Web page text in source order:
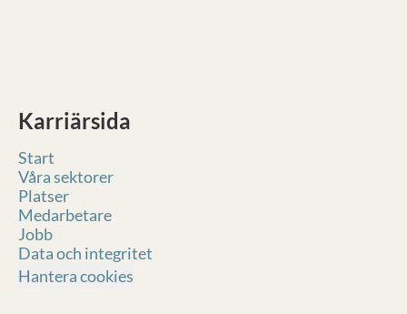
Karriärsida
Start
Våra sektorer
Platser
Medarbetare
Jobb
Data och integritet
Hantera cookies